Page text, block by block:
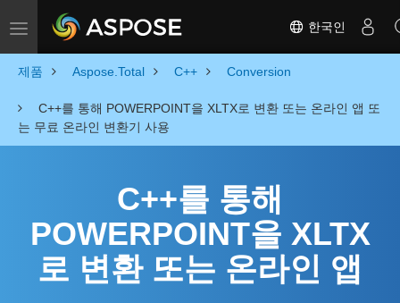
Toggle navigation 한국인
제품 Aspose.Total C++ Conversion
C++를 통해 POWERPOINT을 XLTX로 변환 또는 온라인 앱 또
는 무료 온라인 변환기 사용
C++를 통해
POWERPOINT을 XLTX
로 변환 또는 온라인 앱